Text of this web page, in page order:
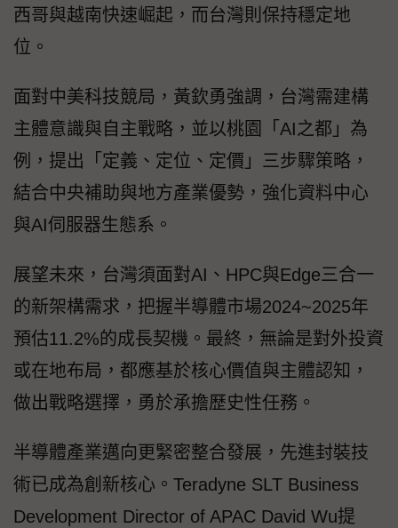
西哥與越南快速崛起，而台灣則保持穩定地
位。
面對中美科技競局，黃欽勇強調，台灣需建構
主體意識與自主戰略，並以桃園「AI之都」為
例，提出「定義、定位、定價」三步驟策略，
結合中央補助與地方產業優勢，強化資料中心
與AI伺服器生態系。
展望未來，台灣須面對AI、HPC與Edge三合一
的新架構需求，把握半導體市場2024~2025年
預估11.2%的成長契機。最終，無論是對外投資
或在地布局，都應基於核心價值與主體認知，
做出戰略選擇，勇於承擔歷史性任務。
半導體產業邁向更緊密整合發展，先進封裝技
術已成為創新核心。Teradyne SLT Business
Development Director of APAC David Wu提